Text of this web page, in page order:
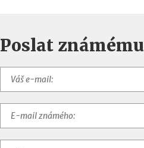
Poslat známému